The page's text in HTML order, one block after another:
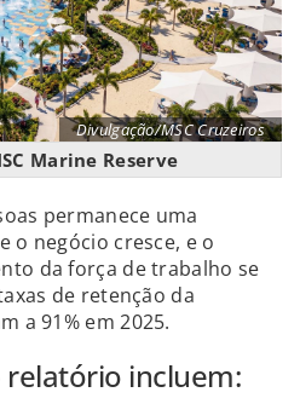
Divulgação/MSC Cruzeiros
Marine Reserve
permanece uma
o negócio cresce, e o
da força de trabalho se
de retenção da
a 91% em 2025.
incluem: